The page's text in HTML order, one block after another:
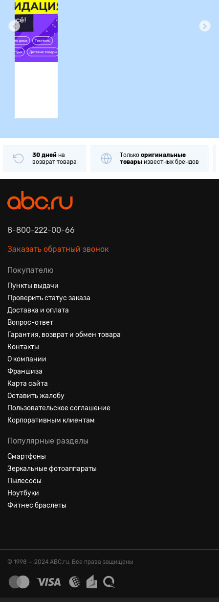
30 дней на
возврат товара
Только оригинальные
товары известных брендов
8-800-222-00-66
Заказать обратный звонок
Покупателю
Пункты выдачи
Проверить статус заказа
Доставка и оплата
Вопрос-ответ
Гарантия, возврат и обмен товара
Контакты
О компании
Франшиза
Карта сайта
Оставить жалобу
Пользовательское соглашение
Корпоративным клиентам
Популярные разделы
Смартфоны
Зеркальные фотоаппараты
Пылесосы
Ноутбуки
Фитнес браслеты
© 1998 — 2024 ABC.ru. Все права защищены